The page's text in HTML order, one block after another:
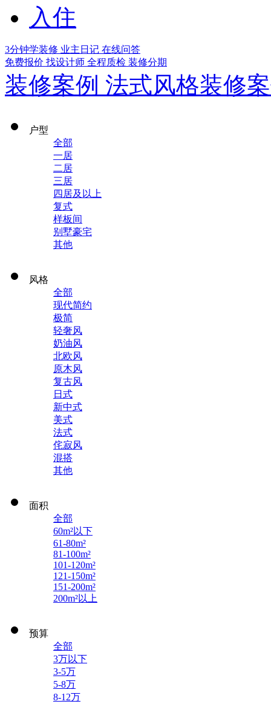
入住
3分钟学装修 业主日记 在线问答
免费报价 找设计师 全程质检 装修分期
装修案例 法式风格装修
户型
全部
一居
二居
三居
四居及以上
复式
样板间
别墅豪宅
其他
风格
全部
现代简约
极简
轻奢风
奶油风
北欧风
原木风
复古风
日式
新中式
美式
法式
侘寂风
混搭
其他
面积
全部
60m²以下
61-80m²
81-100m²
101-120m²
121-150m²
151-200m²
200m²以上
预算
全部
3万以下
3-5万
5-8万
8-12万